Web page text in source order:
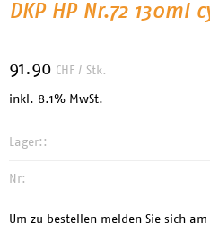
DKP HP Nr.72 130ml
91.90 CHF / Stk.
inkl. 8.1% MwSt.
Lager::
Nr:
Um zu bestellen melden Sie sich